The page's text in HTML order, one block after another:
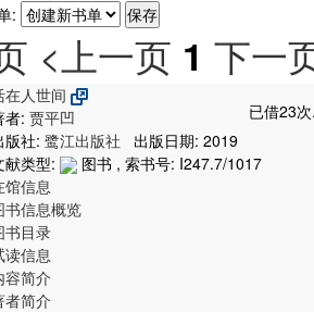
:
<上一页 1 下一
在人世间
已借23
者: 贾平凹
版社: 鹭江出版社
出版日期: 2019
献类型:
图书 , 索书号: I247.7/1017
馆信息
书信息概览
书目录
读信息
容简介
者简介